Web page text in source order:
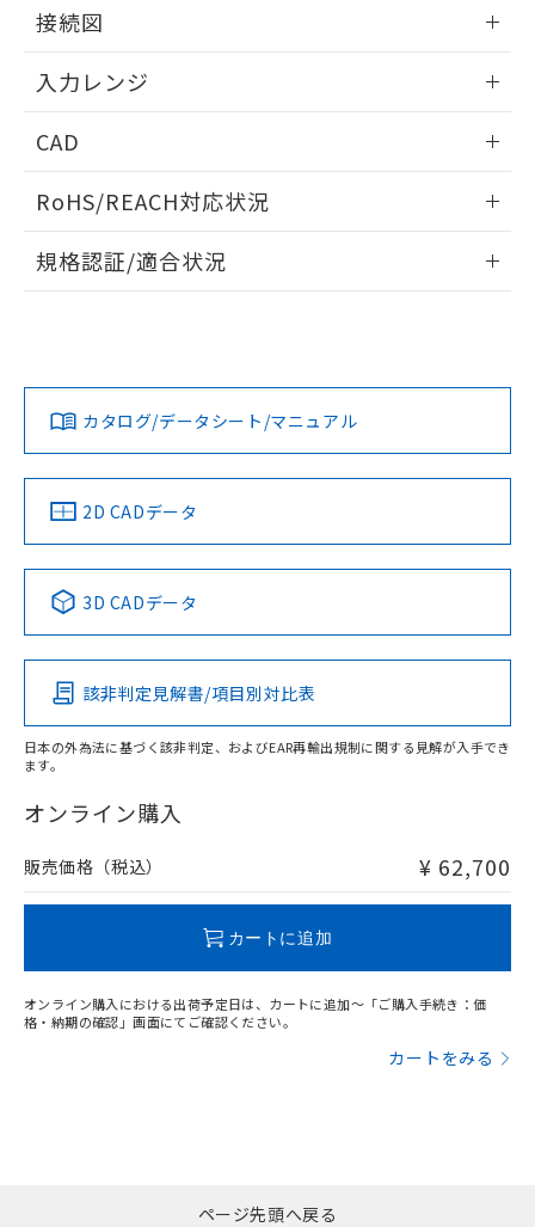
接続図
入力レンジ
CAD
ドすることができます。
ログイン/会員登録
ダウンロードデータをご利用いただく前に、以下を必ずお読
みください。
ソフトウェアの使用条件
RoHS/REACH対応状況
EU RoHS 注意事項・凡例
対応済み
中国 RoHS 注意事項・凡例
Pb Hg Cd Cr(VI)
O
在庫等で未対応品が混在する可能性があります。
問い合わせください。
規格認証/適合状況
LR型式承認
（イギリス
船舶規格）
DNV型式承認
（ノルウェー
BV型式承認
（フランス
KR型式
（韓国
Yes No No No
この製品の規格認証/適合状況ページへ
その他の認証はこちらのページからご検索ください
カタログ/データシート/マニュアル
2D CADデータ
3D CADデータ
該非判定見解書/項目別対比表
日本の外為法に基づく該非判定、およびEAR再輸出規制に関する見解が入手でき
ます。
オンライン購入
販売価格（税込） ¥ 62,700
カートに追加
オンライン購入における出荷予定日は、カートに追加～「ご購入手続き：価
格・納期の確認」画面にてご確認ください。
カートをみる
ページ先頭へ戻る